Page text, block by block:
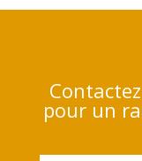
pour un